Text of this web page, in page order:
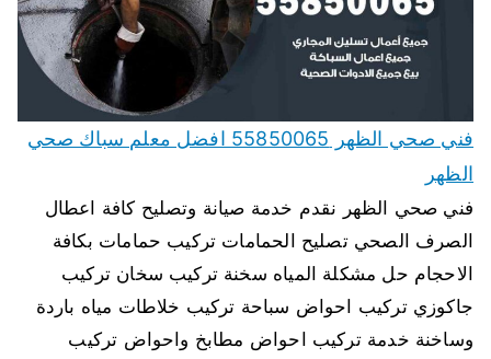
فني صحي الظهر 55850065 افضل معلم سباك صحي
الظهر
فني صحي الظهر نقدم خدمة صيانة وتصليح كافة اعطال
الصرف الصحي تصليح الحمامات تركيب حمامات بكافة
الاحجام حل مشكلة المياه سخنة تركيب سخان تركيب
جاكوزي تركيب احواض سباحة تركيب خلاطات مياه باردة
وساخنة خدمة تركيب احواض مطابخ واحواض تركيب